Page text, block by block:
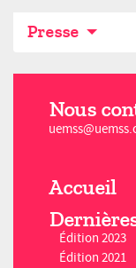
Presse
Nous
Accueil
Édition 2023
Édition 2021